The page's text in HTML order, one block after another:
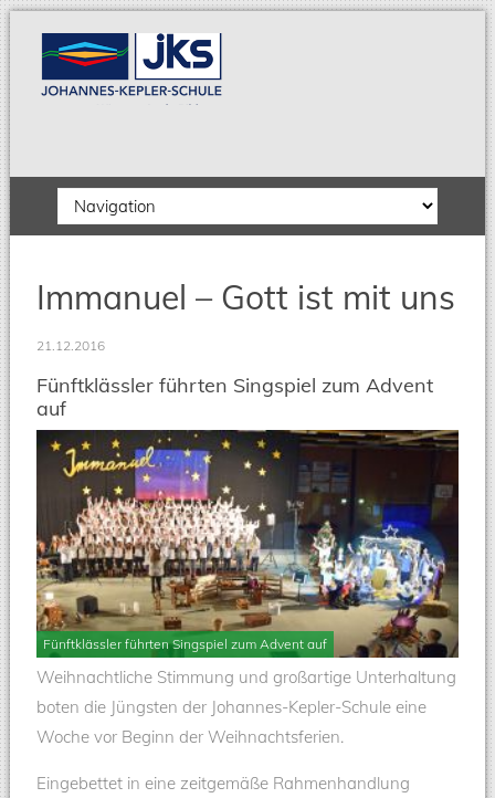
Zielseite
Immanuel – Gott ist mit uns
21.12.2016
Fünftklässler führten Singspiel zum Advent
auf
Fünftklässler führten Singspiel zum Advent auf
Weihnachtliche Stimmung und großartige Unterhaltung
boten die Jüngsten der Johannes-Kepler-Schule eine
Woche vor Beginn der Weihnachtsferien.
Eingebettet in eine zeitgemäße Rahmenhandlung